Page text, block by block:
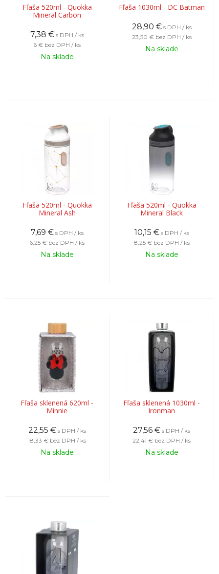
Fľaša 520ml - Quokka
Mineral Carbon
7,38 € s DPH / ks
6 € bez DPH / ks
Na sklade
Fľaša 1030ml - DC Batman
28,90 € s DPH / ks
23,50 € bez DPH / ks
Na sklade
Fľaša 520ml - Quokka
Mineral Ash
7,69 € s DPH / ks
6,25 € bez DPH / ks
Na sklade
Fľaša 520ml - Quokka
Mineral Black
10,15 € s DPH / ks
8,25 € bez DPH / ks
Na sklade
Fľaša sklenená 620ml -
Minnie
22,55 € s DPH / ks
18,33 € bez DPH / ks
Na sklade
Fľaša sklenená 1030ml -
Ironman
27,56 € s DPH / ks
22,41 € bez DPH / ks
Na sklade